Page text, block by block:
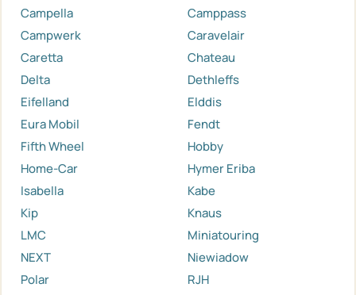
Campella
Camppass
Campwerk
Caravelair
Caretta
Chateau
Delta
Dethleffs
Eifelland
Elddis
Eura Mobil
Fendt
Fifth Wheel
Hobby
Home-Car
Hymer Eriba
Isabella
Kabe
Kip
Knaus
LMC
Miniatouring
NEXT
Niewiadow
Polar
RJH